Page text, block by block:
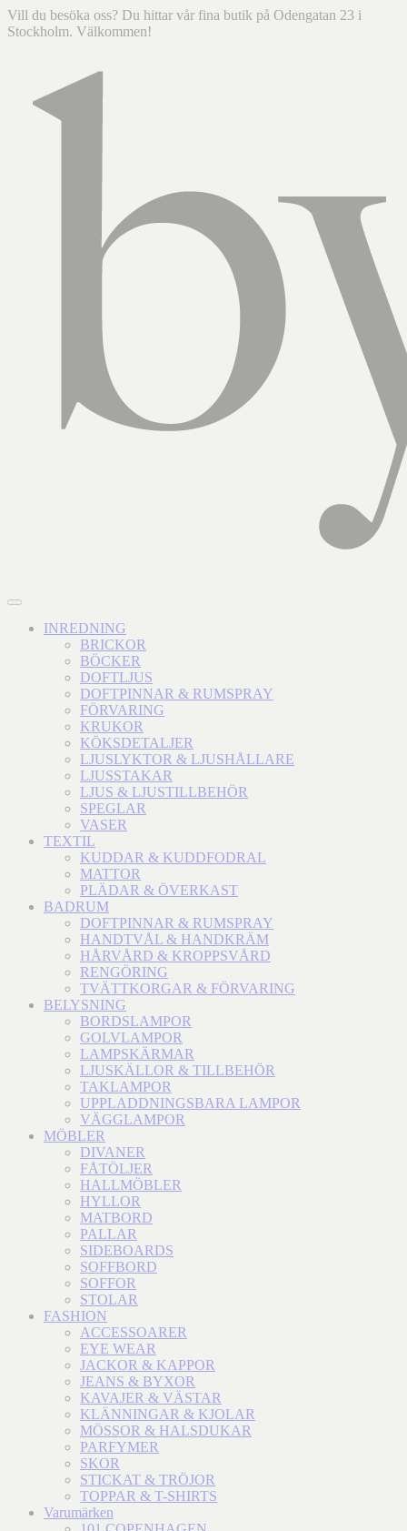
Vill du besöka oss? Du hittar vår fina butik på Odengatan 23 i
Stockholm. Välkommen!
INREDNING
BRICKOR
BÖCKER
DOFTLJUS
DOFTPINNAR & RUMSPRAY
FÖRVARING
KRUKOR
KÖKSDETALJER
LJUSLYKTOR & LJUSHÅLLARE
LJUSSTAKAR
LJUS & LJUSTILLBEHÖR
SPEGLAR
VASER
TEXTIL
KUDDAR & KUDDFODRAL
MATTOR
PLÄDAR & ÖVERKAST
BADRUM
DOFTPINNAR & RUMSPRAY
HANDTVÅL & HANDKRÄM
HÅRVÅRD & KROPPSVÅRD
RENGÖRING
TVÄTTKORGAR & FÖRVARING
BELYSNING
BORDSLAMPOR
GOLVLAMPOR
LAMPSKÄRMAR
LJUSKÄLLOR & TILLBEHÖR
TAKLAMPOR
UPPLADDNINGSBARA LAMPOR
VÄGGLAMPOR
MÖBLER
DIVANER
FÅTÖLJER
HALLMÖBLER
HYLLOR
MATBORD
PALLAR
SIDEBOARDS
SOFFBORD
SOFFOR
STOLAR
FASHION
ACCESSOARER
EYE WEAR
JACKOR & KAPPOR
JEANS & BYXOR
KAVAJER & VÄSTAR
KLÄNNINGAR & KJOLAR
MÖSSOR & HALSDUKAR
PARFYMER
SKOR
STICKAT & TRÖJOR
TOPPAR & T-SHIRTS
Varumärken